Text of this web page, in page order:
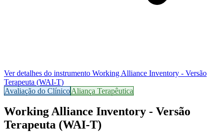
Ver detalhes do instrumento Working Alliance Inventory - Versão
Terapeuta (WAI-T)
Avaliação do ClínicoAliança Terapêutica
Working Alliance Inventory - Versão
Terapeuta (WAI-T)